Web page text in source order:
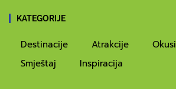
KATEGORIJE
Destinacije Atrakcije
Okusi
Smještaj
Inspiracija